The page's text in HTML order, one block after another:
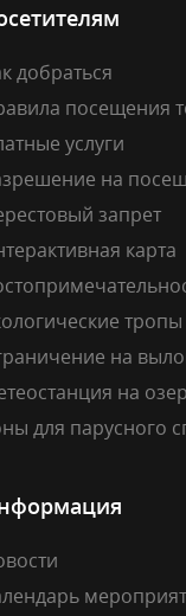
добраться
посещения
услуги
на
запрет
карта
на
на
для парусного